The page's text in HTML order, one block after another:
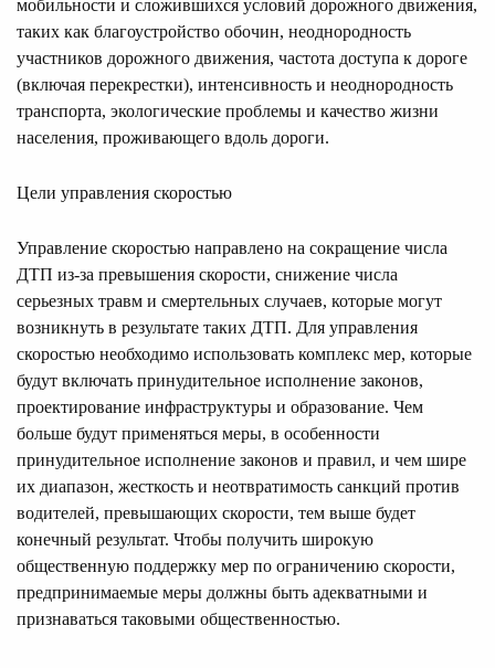
мобильности и сложившихся условий дорожного движения,
таких как благоустройство обочин, неоднородность
участников дорожного движения, частота доступа к дороге
(включая перекрестки), интенсивность и неоднородность
транспорта, экологические проблемы и качество жизни
населения, проживающего вдоль дороги.
Цели управления скоростью
Управление скоростью направлено на сокращение числа
ДТП из-за превышения скорости, снижение числа
серьезных травм и смертельных случаев, которые могут
возникнуть в результате таких ДТП. Для управления
скоростью необходимо использовать комплекс мер, которые
будут включать принудительное исполнение законов,
проектирование инфраструктуры и образование. Чем
больше будут применяться меры, в особенности
принудительное исполнение законов и правил, и чем шире
их диапазон, жесткость и неотвратимость санкций против
водителей, превышающих скорости, тем выше будет
конечный результат. Чтобы получить широкую
общественную поддержку мер по ограничению скорости,
предпринимаемые меры должны быть адекватными и
признаваться таковыми общественностью.